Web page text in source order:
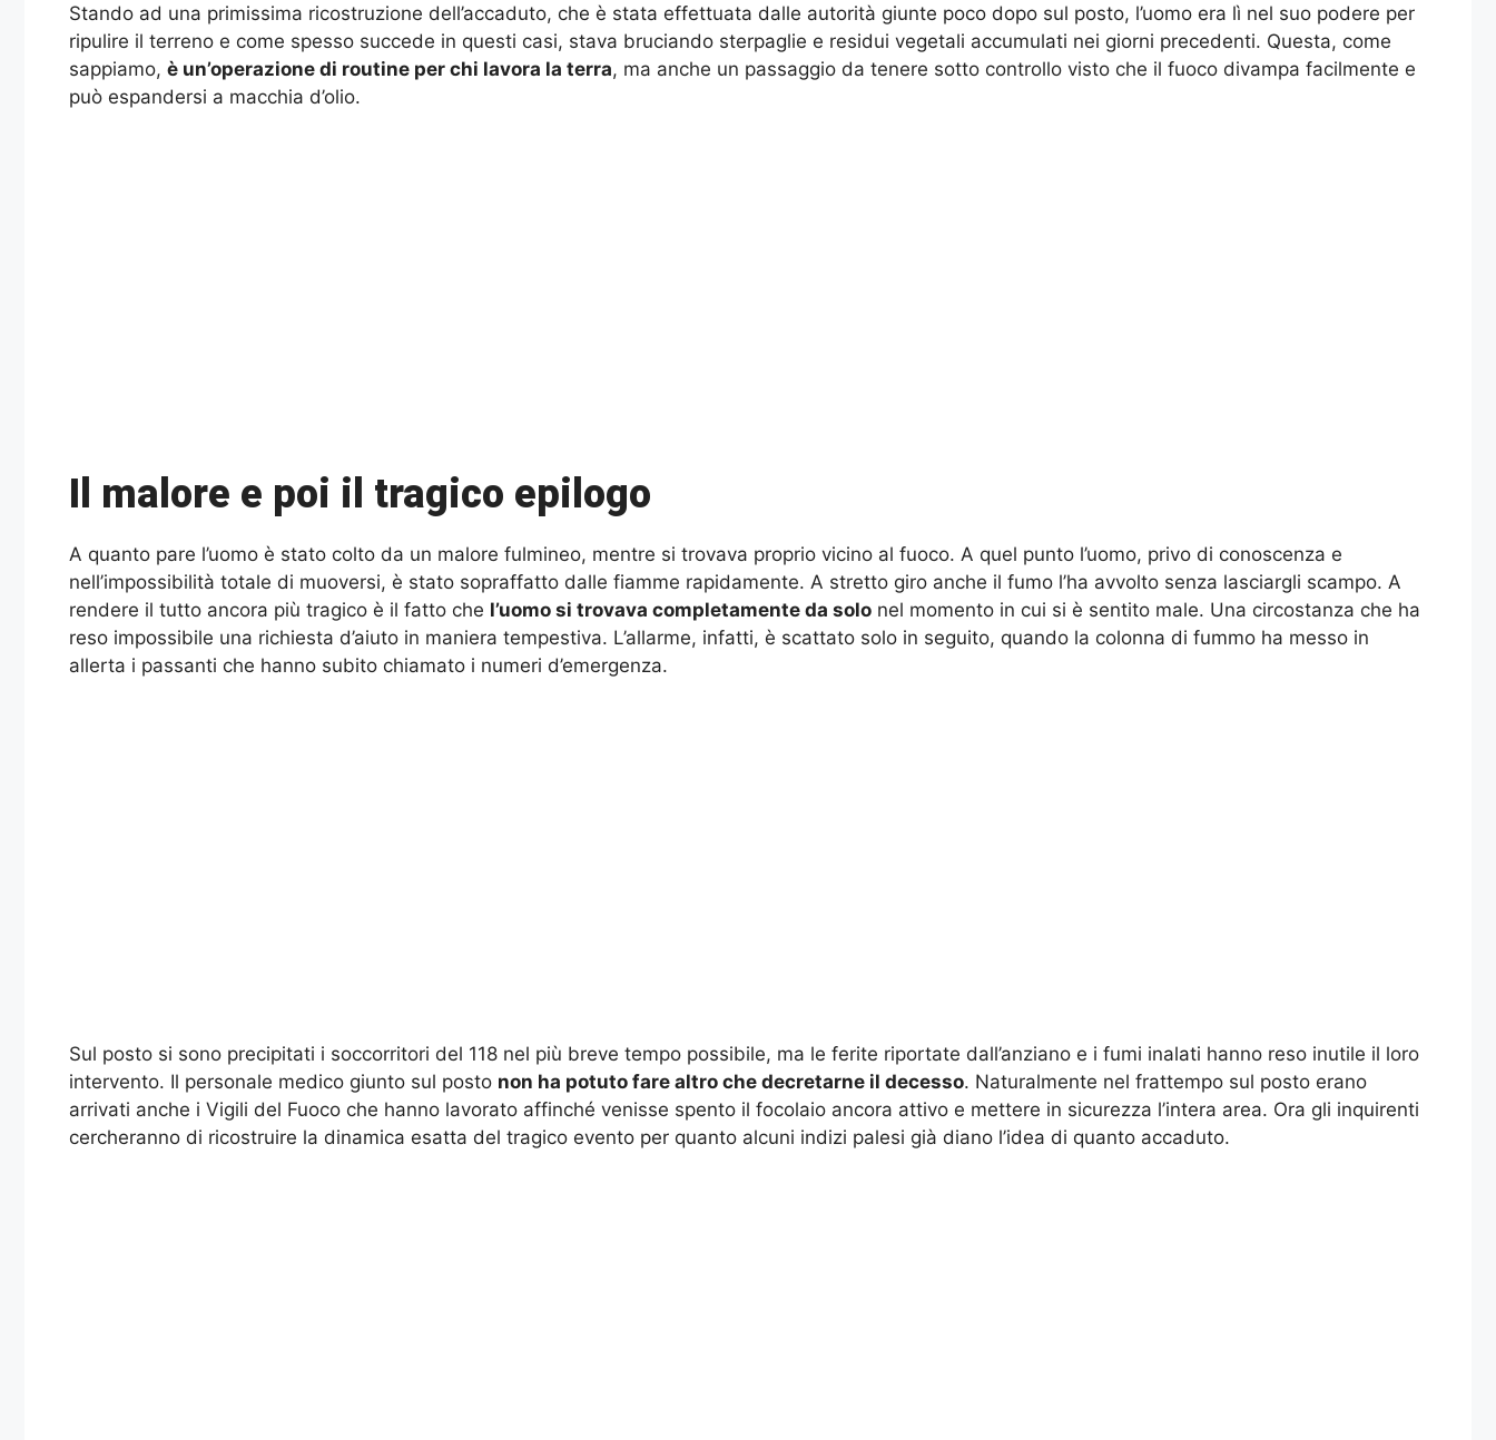
Stando ad una primissima ricostruzione dell’accaduto, che è stata effettuata dalle autorità giunte poco dopo sul posto, l’uomo era lì nel suo podere per
ripulire il terreno e come spesso succede in questi casi, stava bruciando sterpaglie e residui vegetali accumulati nei giorni precedenti. Questa, come
sappiamo, è un’operazione di routine per chi lavora la terra, ma anche un passaggio da tenere sotto controllo visto che il fuoco divampa facilmente e
può espandersi a macchia d’olio.
Il malore e poi il tragico epilogo
A quanto pare l’uomo è stato colto da un malore fulmineo, mentre si trovava proprio vicino al fuoco. A quel punto l’uomo, privo di conoscenza e
nell’impossibilità totale di muoversi, è stato sopraffatto dalle fiamme rapidamente. A stretto giro anche il fumo l’ha avvolto senza lasciargli scampo. A
rendere il tutto ancora più tragico è il fatto che l’uomo si trovava completamente da solo nel momento in cui si è sentito male. Una circostanza che ha
reso impossibile una richiesta d’aiuto in maniera tempestiva. L’allarme, infatti, è scattato solo in seguito, quando la colonna di fummo ha messo in
allerta i passanti che hanno subito chiamato i numeri d’emergenza.
Sul posto si sono precipitati i soccorritori del 118 nel più breve tempo possibile, ma le ferite riportate dall’anziano e i fumi inalati hanno reso inutile il loro
intervento. Il personale medico giunto sul posto non ha potuto fare altro che decretarne il decesso. Naturalmente nel frattempo sul posto erano
arrivati anche i Vigili del Fuoco che hanno lavorato affinché venisse spento il focolaio ancora attivo e mettere in sicurezza l’intera area. Ora gli inquirenti
cercheranno di ricostruire la dinamica esatta del tragico evento per quanto alcuni indizi palesi già diano l’idea di quanto accaduto.